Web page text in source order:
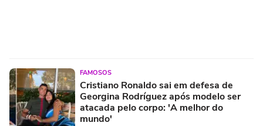
FAMOSOS
Cristiano Ronaldo sai em defesa de
Georgina Rodríguez após modelo ser
atacada pelo corpo: 'A melhor do
mundo'